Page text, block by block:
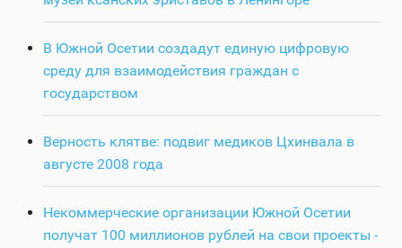
В Южной Осетии создадут единую цифровую
среду для взаимодействия граждан с
государством
Верность клятве: подвиг медиков Цхинвала в
августе 2008 года
Некоммерческие организации Южной Осетии
получат 100 миллионов рублей на свои проекты -